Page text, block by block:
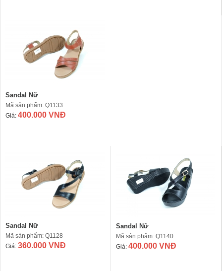
Sandal Nữ
Mã sản phẩm: Q1133
Giá: 400.000 VNĐ
Sandal Nữ
Mã sản phẩm: Q1128
Giá: 360.000 VNĐ
Sandal Nữ
Mã sản phẩm: Q1140
Giá: 400.000 VNĐ